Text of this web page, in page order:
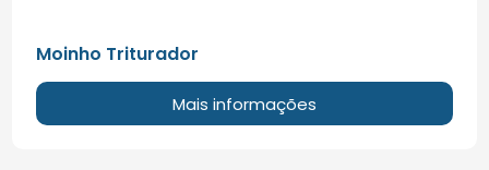
Moinho Triturador
Mais informações